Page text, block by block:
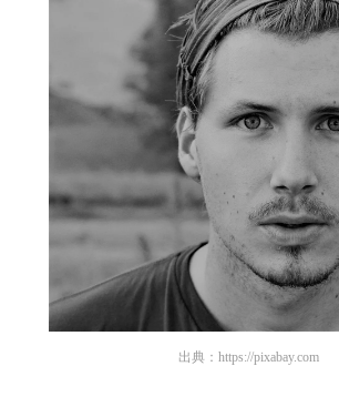
出典： https://pixabay.com